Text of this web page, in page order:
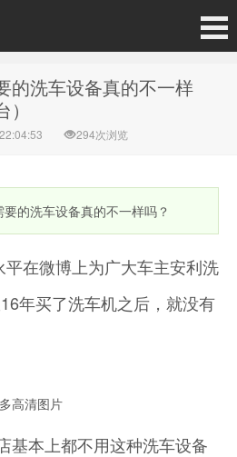
的洗车设备真的不一样
294次浏览
的洗车设备真的不一样吗？
在微博上为广大车主安利洗
年买了洗车机之后，就没有
高清图片
基本上都不用这种洗车设备